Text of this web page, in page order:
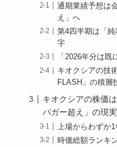
通期業績予想は
え」へ
第4四半期は「
字
「2026年分は
キオクシアの技
FLASH」の積層
キオクシアの株価
バガー超え」の現実
上場からわずか
時価総額ランキ